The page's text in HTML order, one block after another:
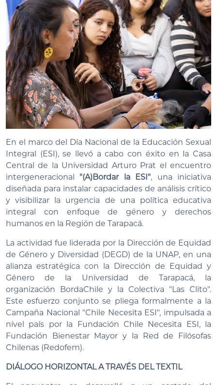
En el marco del Día Nacional de la Educación Sexual
Integral (ESI), se llevó a cabo con éxito en la Casa
Central de la Universidad Arturo Prat el encuentro
intergeneracional "(A)Bordar la ESI", una iniciativa
diseñada para instalar capacidades de análisis crítico
y visibilizar la urgencia de una política educativa
integral con enfoque de género y derechos
humanos en la Región de Tarapacá.
La actividad fue liderada por la Dirección de Equidad
de Género y Diversidad (DEGD) de la UNAP, en una
alianza estratégica con la Dirección de Equidad y
Género de la Universidad de Tarapacá, la
organización BordaChile y la Colectiva "Las Clito".
Este esfuerzo conjunto se pliega formalmente a la
Campaña Nacional "Chile Necesita ESI", impulsada a
nivel país por la Fundación Chile Necesita ESI, la
Fundación Bienestar Mayor y la Red de Filósofas
Chilenas (Redofem).
DIÁLOGO HORIZONTAL A TRAVÉS DEL TEXTIL